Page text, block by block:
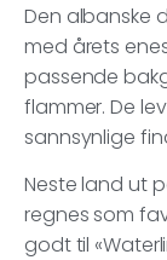
Den albanske
med årets
passende
flammer. De
sannsynlige
Neste land ut
regnes som
godt til